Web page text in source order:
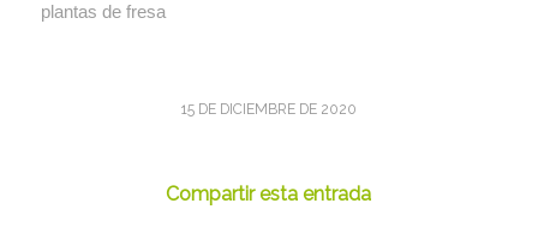
plantas de fresa
15 DE DICIEMBRE DE 2020
Compartir esta entrada